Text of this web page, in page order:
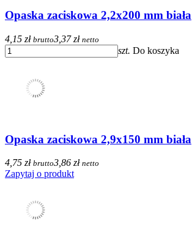
Opaska zaciskowa 2,2x200 mm biała
4,15 zł brutto3,37 zł netto
szt. Do koszyka
Opaska zaciskowa 2,9x150 mm biała
4,75 zł brutto3,86 zł netto
Zapytaj o produkt